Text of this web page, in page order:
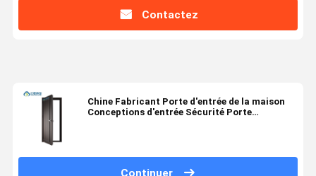
Contactez
Chine Fabricant Porte d'entrée de la maison
Conceptions d'entrée Sécurité Porte
Continuer